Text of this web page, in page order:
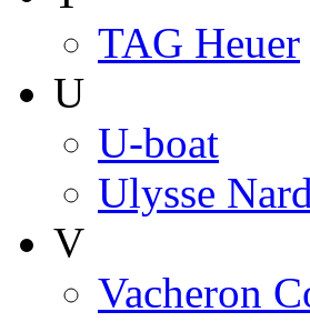
TAG Heuer
U
U-boat
Ulysse
V
Vacheron